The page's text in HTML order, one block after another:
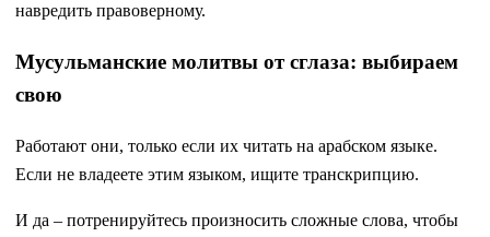
навредить правоверному.
Мусульманские молитвы от сглаза: выбираем
свою
Работают они, только если их читать на арабском языке.
Если не владеете этим языком, ищите транскрипцию.
И да – потренируйтесь произносить сложные слова, чтобы